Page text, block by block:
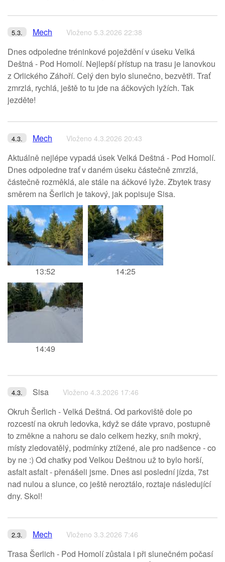
5.3. Mech Vloženo 5.3.2026 22:38
Dnes odpoledne tréninkové poježdění v úseku Velká
Deštná - Pod Homolí. Nejlepší přístup na trasu je lanovkou
z Orlického Záhoří. Celý den bylo slunečno, bezvětři. Trať
zmrzlá, rychlá, ještě to tu jde na áčkových lyžích. Tak
jezděte!
4.3. Mech Vloženo 4.3.2026 20:43
Aktuálně nejlépe vypadá úsek Velká Deštná - Pod Homolí.
Dnes odpoledne trať v daném úseku částečně zmrzlá,
částečně rozměklá, ale stále na áčkové lyže. Zbytek trasy
směrem na Šerlich je takový, jak popisuje Sisa.
13:52 14:25
14:49
4.3. Sisa Vloženo 4.3.2026 17:46
Okruh Šerlich - Velká Deštná. Od parkoviště dole po
rozcestí na okruh ledovka, když se dáte vpravo, postupně
to změkne a nahoru se dalo celkem hezky, sníh mokrý,
místy zledovatělý, podmínky ztížené, ale pro nadšence - co
by ne :) Od chatky pod Velkou Deštnou už to bylo horší,
asfalt asfalt - přenášeli jsme. Dnes asi poslední jízda, 7st
nad nulou a slunce, co ještě neroztálo, roztaje následující
dny. Skol!
2.3. Mech Vloženo 3.3.2026 7:46
Trasa Šerlich - Pod Homolí zůstala i při slunečném počasí